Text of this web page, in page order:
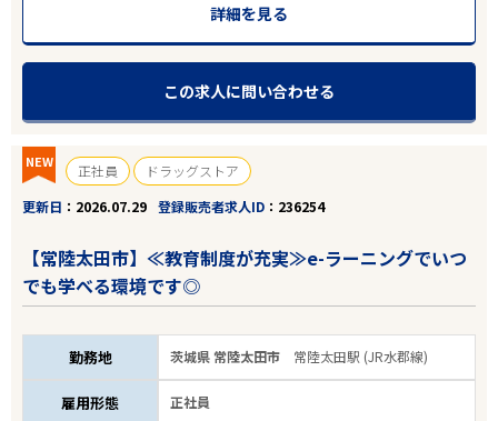
詳細を見る
この求人に問い合わせる
NEW 正社員
ドラッグストア
更新日
2026.07.29 登録販売者求人ID 236254
【常陸太田市】≪教育制度が充実≫e-ラーニングでいつ
でも学べる環境です◎
勤務地 茨城県 常陸太田市 常陸太田駅 (JR水郡線)
雇用形態 正社員